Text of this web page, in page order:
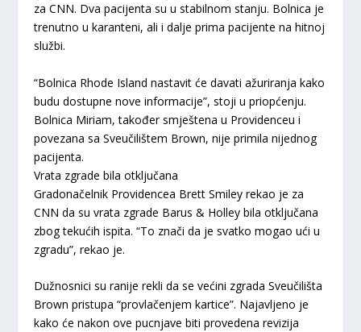
za CNN. Dva pacijenta su u stabilnom stanju. Bolnica je
trenutno u karanteni, ali i dalje prima pacijente na hitnoj
službi.
“Bolnica Rhode Island nastavit će davati ažuriranja kako
budu dostupne nove informacije”, stoji u priopćenju.
Bolnica Miriam, također smještena u Providenceu i
povezana sa Sveučilištem Brown, nije primila nijednog
pacijenta.
Vrata zgrade bila otključana
Gradonačelnik Providencea Brett Smiley rekao je za
CNN da su vrata zgrade Barus & Holley bila otključana
zbog tekućih ispita. “To znači da je svatko mogao ući u
zgradu”, rekao je.
Dužnosnici su ranije rekli da se većini zgrada Sveučilišta
Brown pristupa “provlačenjem kartice”. Najavljeno je
kako će nakon ove pucnjave biti provedena revizija